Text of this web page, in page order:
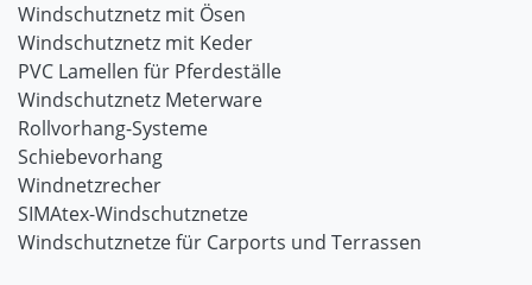
Windschutznetz mit Ösen
Windschutznetz mit Keder
PVC Lamellen für Pferdeställe
Windschutznetz Meterware
Rollvorhang-Systeme
Schiebevorhang
Windnetzrecher
SIMAtex-Windschutznetze
Windschutznetze für Carports und Terrassen